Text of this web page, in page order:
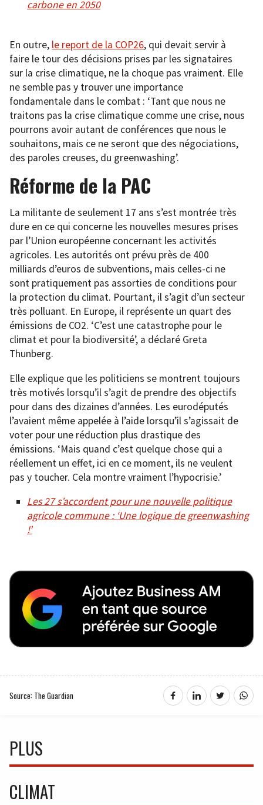
carbone en 2050
En outre, le report de la COP26, qui devait servir à
faire le tour des décisions prises par les signataires
sur la crise climatique, ne la choque pas vraiment. Elle
ne semble pas y trouver une importance
fondamentale dans le combat : ‘Tant que nous ne
traitons pas la crise climatique comme une crise, nous
pourrons avoir autant de conférences que nous le
souhaitons, mais ce ne seront que des négociations,
des paroles creuses, du greenwashing’.
Réforme de la PAC
La militante de seulement 17 ans s’est montrée très
dure en ce qui concerne les nouvelles mesures prises
par l’Union européenne concernant les activités
agricoles. Les autorités ont prévu près de 400
milliards d’euros de subventions, mais celles-ci ne
sont pratiquement pas assorties de conditions pour
la protection du climat. Pourtant, il s’agit d’un secteur
très polluant. En Europe, il représente un quart des
émissions de CO2. ‘C’est une catastrophe pour le
climat et pour la biodiversité’, a déclaré Greta
Thunberg.
Elle explique que les politiciens se montrent toujours
très motivés lorsqu’il s’agit de prendre des objectifs
pour dans des dizaines d’années. Les eurodéputés
l’avaient même appelée à l’aide lorsqu’il s’agissait de
voter pour une réduction plus drastique des
émissions. ‘Mais quand c’est quelque chose qui a
réellement un effet, ici en ce moment, ils ne veulent
pas y toucher. Cela montre vraiment l’hypocrisie.’
Les 27 s’accordent pour une nouvelle politique
agricole commune : ‘Une logique de greenwashing
!’
Source: The Guardian
PLUS
CLIMAT